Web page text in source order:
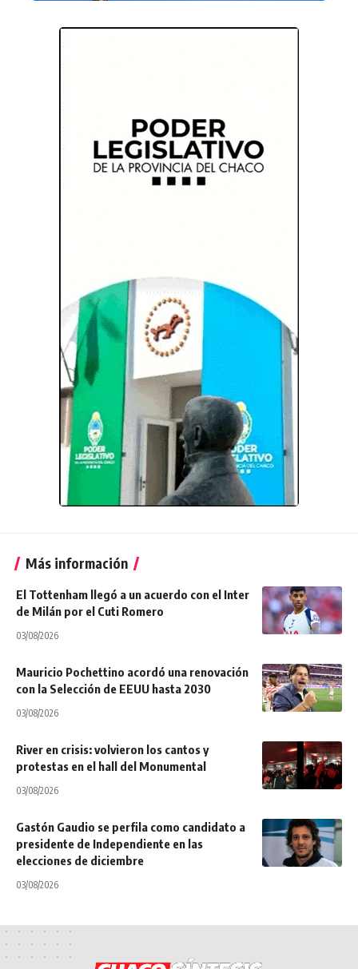
Más información
El Tottenham llegó a un acuerdo con el Inter
de Milán por el Cuti Romero
03/08/2026
Mauricio Pochettino acordó una renovación
con la Selección de EEUU hasta 2030
03/08/2026
River en crisis: volvieron los cantos y
protestas en el hall del Monumental
03/08/2026
Gastón Gaudio se perfila como candidato a
presidente de Independiente en las
elecciones de diciembre
03/08/2026